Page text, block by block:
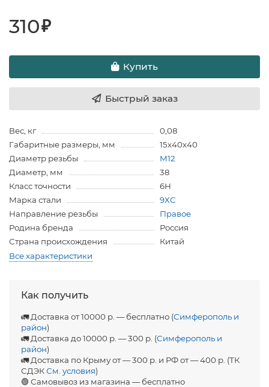
310₽
Купить
Быстрый заказ
Вес, кг
0,08
Габаритные размеры, мм
15х40х40
Диаметр резьбы
M12
Диаметр, мм
38
Класс точности
6H
Марка стали
9ХС
Направление резьбы
Правое
Родина бренда
Россия
Страна происхождения
Китай
Все характеристики
Как получить
🚛 Доставка от 10000 р. — бесплатно (Симферополь и
район)
🚛 Доставка до 10000 р. — 300 р. (Симферополь и
район)
🚛 Доставка по Крыму от — 300 р. и РФ от — 400 р. (ТК
СДЭКСм. условия)
🟢 Самовывоз из магазина — бесплатно